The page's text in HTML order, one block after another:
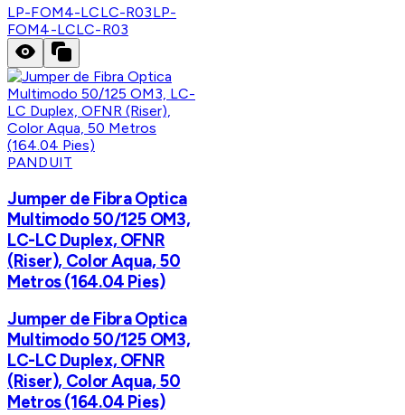
LP-FOM4-LCLC-R03LP-
FOM4-LCLC-R03
PANDUIT
Jumper de Fibra Optica
Multimodo 50/125 OM3,
LC-LC Duplex, OFNR
(Riser), Color Aqua, 50
Metros (164.04 Pies)
Jumper de Fibra Optica
Multimodo 50/125 OM3,
LC-LC Duplex, OFNR
(Riser), Color Aqua, 50
Metros (164.04 Pies)